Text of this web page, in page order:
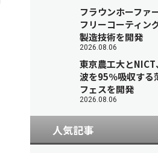
フラウンホーファ
フリーコーティン
製造技術を開発
2026.08.06
東京農工大と
波を95％吸収する
フェスを開発
2026.08.06
人気記事